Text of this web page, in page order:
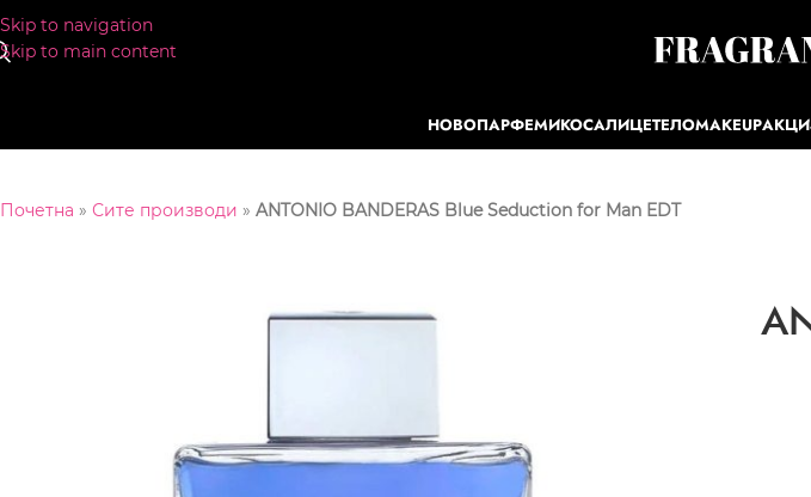
Skip to navigation
Skip to main content
НОВОПАРФЕМИКОСАЛИЦЕТЕЛОMAKEUP
Почетна » Сите производи » ANTONIO BANDERAS Blue Seduction for Man EDT